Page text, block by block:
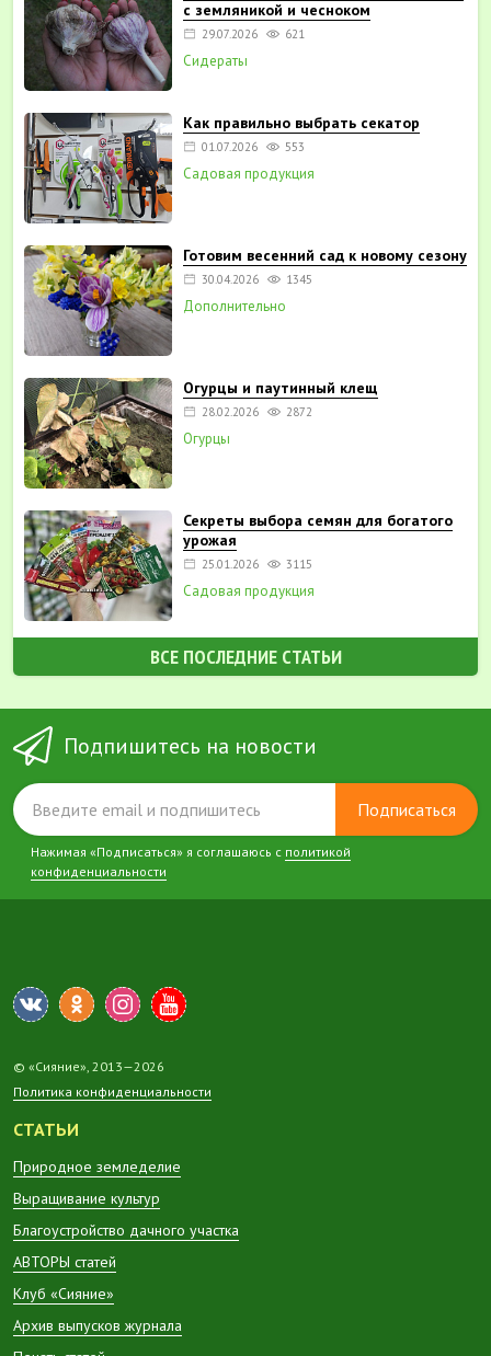
с земляникой и чесноком
29.07.2026 621
Сидераты
Как правильно выбрать секатор
01.07.2026 553
Садовая продукция
Готовим весенний сад к новому сезону
30.04.2026 1345
Дополнительно
Огурцы и паутинный клещ
28.02.2026 2872
Огурцы
Секреты выбора семян для богатого
урожая
25.01.2026 3115
Садовая продукция
ВСЕ ПОСЛЕДНИЕ СТАТЬИ
Подпишитесь на новости
Подписаться
Нажимая «Подписаться» я соглашаюсь с политикой
конфиденциальности
© «Сияние», 2013—2026
Политика конфиденциальности
СТАТЬИ
Природное земледелие
Выращивание культур
Благоустройство дачного участка
АВТОРЫ статей
Клуб «Сияние»
Архив выпусков журнала